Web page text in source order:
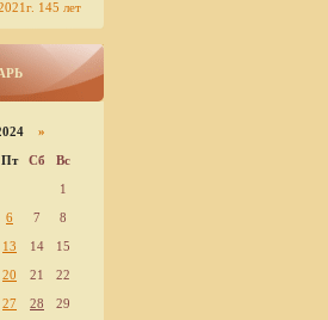
145 лет
»
Пт Сб
Вс
1
6 7
8
13 14
15
20 21
22
27 28 29